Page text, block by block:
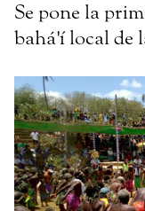
Se pone la
bahá'í local de